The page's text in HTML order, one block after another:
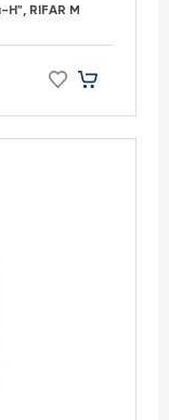
H", RIFAR М